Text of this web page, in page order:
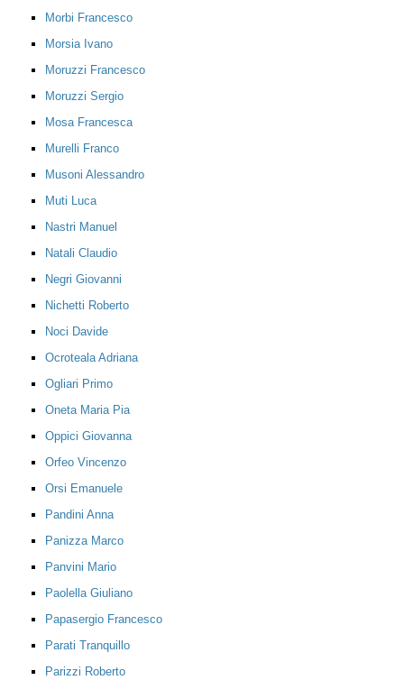
Morbi Francesco
Morsia Ivano
Moruzzi Francesco
Moruzzi Sergio
Mosa Francesca
Murelli Franco
Musoni Alessandro
Muti Luca
Nastri Manuel
Natali Claudio
Negri Giovanni
Nichetti Roberto
Noci Davide
Ocroteala Adriana
Ogliari Primo
Oneta Maria Pia
Oppici Giovanna
Orfeo Vincenzo
Orsi Emanuele
Pandini Anna
Panizza Marco
Panvini Mario
Paolella Giuliano
Papasergio Francesco
Parati Tranquillo
Parizzi Roberto